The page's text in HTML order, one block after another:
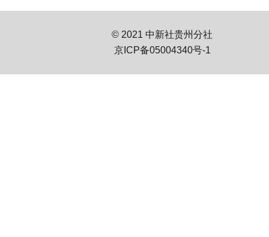
© 2021 中新社贵州分社
京ICP备05004340号-1